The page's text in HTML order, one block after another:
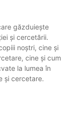
găzduiește
și cercetării.
noștri, cine și
cine și cum
la lumea în
și cercetare.